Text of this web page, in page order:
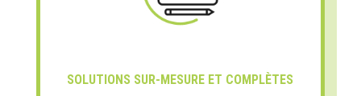
SOLUTIONS SUR-MESURE ET COMPLÈTES